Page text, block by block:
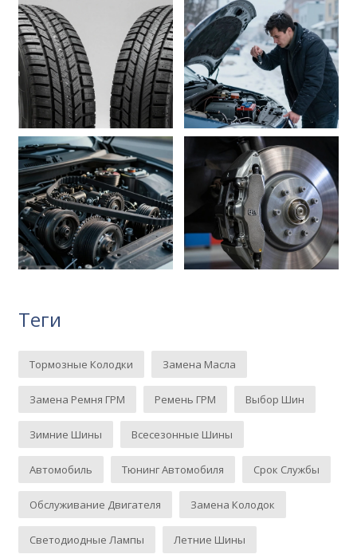
Теги
Тормозные Колодки Замена Масла
Замена Ремня ГРМ Ремень ГРМ Выбор Шин
Зимние Шины Всесезонные Шины
Автомобиль Тюнинг Автомобиля Срок Службы
Обслуживание Двигателя Замена Колодок
Светодиодные Лампы Летние Шины